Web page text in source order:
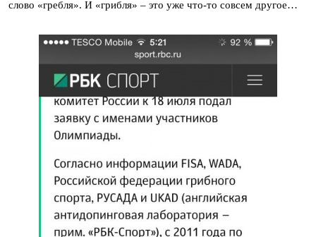
слово «гребля». И «грибля» – это уже что-то совсем другое…